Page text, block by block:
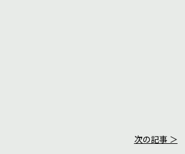
次の記事 ＞